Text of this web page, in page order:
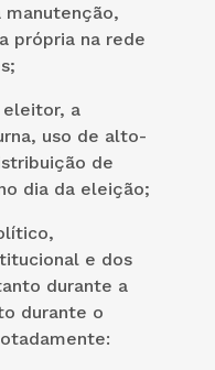
manutenção,
própria na rede
eleitor, a
uso de alto-
de
dia da eleição;
e dos
durante a
durante o